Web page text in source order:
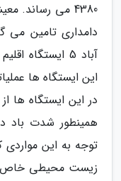
4380 می رساند.
دامداری تامین
آباد 5
این ایستگاه ها
در این ایستگاه ها
همینطور شدت باد
توجه به این
زیست محیطی خاص